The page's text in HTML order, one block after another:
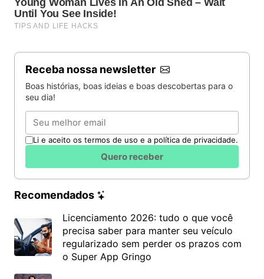
Moai Hoa hakananai’a
Esculpida em basalto, trata-se de um exemplar dos
famosos moais provenientes da Ilha de Páscoa, no
Chile. Intitulada Hoa Hakananai’a (“roubado” ou
“amigo escondido”, em português), a peça de 2,42m
de altura pesa nada menos que quatro toneladas.
Um moai menor, conhecido como Moai Hava,
Receba nossa newsletter
Boas histórias, boas ideias e boas descobertas para o
seu dia!
Email
Li e aceito os termos de uso e a política de privacidade.
Quero receber
Recomendados
Licenciamento 2026: tudo o que você
precisa saber para manter seu veículo
regularizado sem perder os prazos com
o Super App Gringo